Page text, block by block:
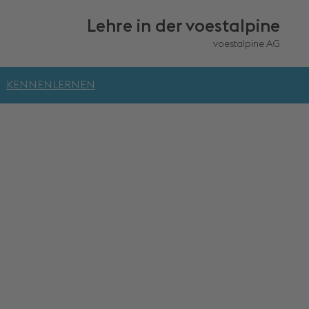
Lehre in der voestalpine
voestalpine AG
KENNENLERNEN